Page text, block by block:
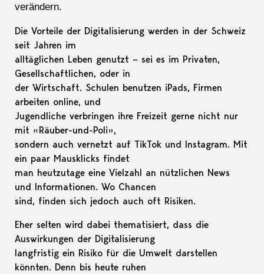
verändern.
Die Vorteile der Digitalisierung werden in der Schweiz
seit Jahren im
alltäglichen Leben genutzt – sei es im Privaten,
Gesellschaftlichen, oder in
der Wirtschaft. Schulen benutzen iPads, Firmen
arbeiten online, und
Jugendliche verbringen ihre Freizeit gerne nicht nur
mit «Räuber-und-Poli»,
sondern auch vernetzt auf TikTok und Instagram. Mit
ein paar Mausklicks findet
man heutzutage eine Vielzahl an nützlichen News
und Informationen. Wo Chancen
sind, finden sich jedoch auch oft Risiken.
Eher selten wird dabei thematisiert, dass die
Auswirkungen der Digitalisierung
langfristig ein Risiko für die Umwelt darstellen
könnten. Denn bis heute ruhen